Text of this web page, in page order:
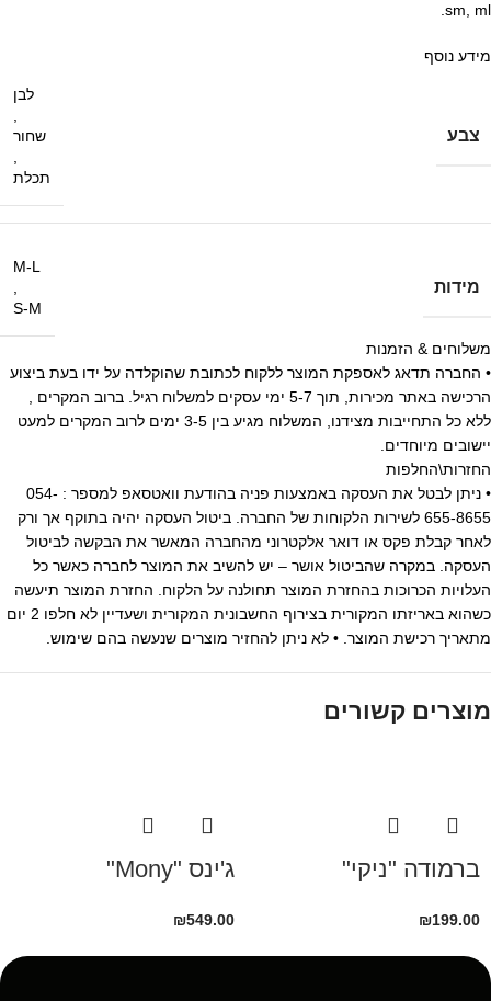
sm, ml.
מידע נוסף
צבע
לבן
שחור
תכלת
מידות
M-L
S-M
משלוחים & הזמנות
• החברה תדאג לאספקת המוצר ללקוח לכתובת שהוקלדה על ידו בעת ביצוע
הרכישה באתר מכירות, תוך 5-7 ימי עסקים למשלוח רגיל. ברוב המקרים ,
ללא כל התחייבות מצידנו, המשלוח מגיע בין 3-5 ימים לרוב המקרים למעט
יישובים מיוחדים.
החזרות\החלפות
• ניתן לבטל את העסקה באמצעות פניה בהודעת וואטסאפ למספר : 054-
655-8655 לשירות הלקוחות של החברה. ביטול העסקה יהיה בתוקף אך ורק
לאחר קבלת פקס או דואר אלקטרוני מהחברה המאשר את הבקשה לביטול
העסקה. במקרה שהביטול אושר – יש להשיב את המוצר לחברה כאשר כל
העלויות הכרוכות בהחזרת המוצר תחולנה על הלקוח. החזרת המוצר תיעשה
כשהוא באריזתו המקורית בצירוף החשבונית המקורית ושעדיין לא חלפו 2 יום
מתאריך רכישת המוצר. • לא ניתן להחזיר מוצרים שנעשה בהם שימוש.
מוצרים קשורים
ברמודה "ניקי"
₪199.00
ג'ינס "Mony"
₪549.00